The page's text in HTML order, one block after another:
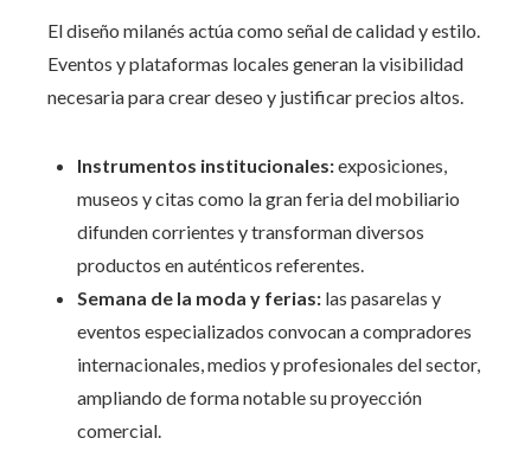
El diseño milanés actúa como señal de calidad y estilo.
Eventos y plataformas locales generan la visibilidad
necesaria para crear deseo y justificar precios altos.
Instrumentos institucionales:exposiciones,
museos y citas como la gran feria del mobiliario
difunden corrientes y transforman diversos
productos en auténticos referentes.
Semana de la moda y ferias: las pasarelas y
eventos especializados convocan a compradores
internacionales, medios y profesionales del sector,
ampliando de forma notable su proyección
comercial.